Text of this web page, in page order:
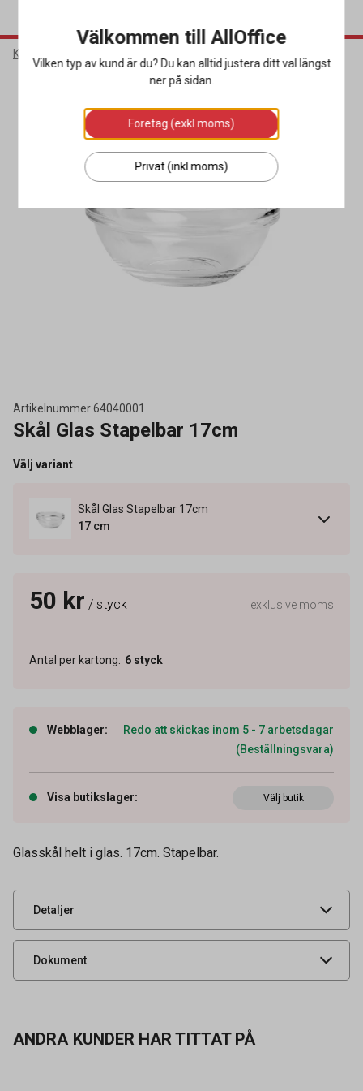
Kök & Servering
Artikelnummer64040001
Skål Glas Stapelbar 17cm
Välj variant
Skål Glas Stapelbar 17cm
17 cm
50 kr / styck exklusive moms
Antal per kartong: 6 styck
Webblager:
Redo att skickas inom 5 - 7 arbetsdagar
(Beställningsvara)
Visa butikslager: Välj butik
Glasskål helt i glas. 17cm. Stapelbar.
Detaljer
Höjd (H) 170 mm
Leverantörens
UNSPSC 52152007
Dokument
Produktdatablad
ANDRA KUNDER HAR TITTAT PÅ
Välkommen till AllOffice
Vilken typ av kund är du? Du kan alltid justera ditt val längst
ner på sidan.
Företag (exkl moms)
Privat (inkl moms)